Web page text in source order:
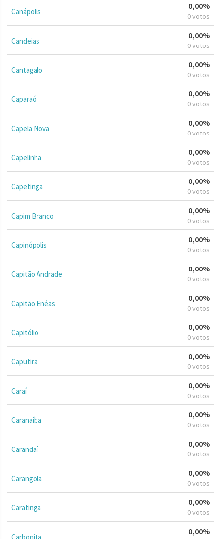
Canápolis
0,00%
0 votos
Candeias
0,00%
0 votos
Cantagalo
0,00%
0 votos
Caparaó
0,00%
0 votos
Capela Nova
0,00%
0 votos
Capelinha
0,00%
0 votos
Capetinga
0,00%
0 votos
Capim Branco
0,00%
0 votos
Capinópolis
0,00%
0 votos
Capitão Andrade
0,00%
0 votos
Capitão Enéas
0,00%
0 votos
Capitólio
0,00%
0 votos
Caputira
0,00%
0 votos
Caraí
0,00%
0 votos
Caranaíba
0,00%
0 votos
Carandaí
0,00%
0 votos
Carangola
0,00%
0 votos
Caratinga
0,00%
0 votos
Carbonita
0,00%